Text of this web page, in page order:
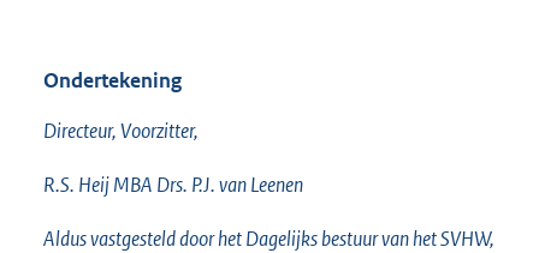
Ondertekening
Directeur, Voorzitter,
R.S. Heij MBA Drs. P.J. van Leenen
Aldus vastgesteld door het Dagelijks bestuur van het SVHW,